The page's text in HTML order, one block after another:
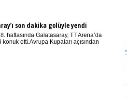
son dakika golüyle yendi
haftasında Galatasaray, TT Arena’da
konuk etti.Avrupa Kupaları açısından